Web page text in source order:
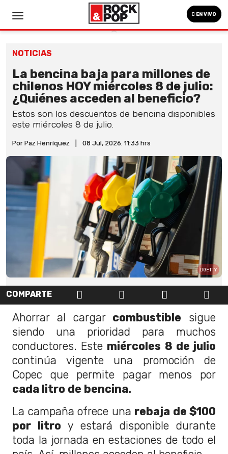
EN VIVO
NOTICIAS
La bencina baja para millones de
chilenos HOY miércoles 8 de julio:
¿Quiénes acceden al beneficio?
Estos son los descuentos de bencina disponibles
este miércoles 8 de julio.
Por Paz Henríquez 08 Jul, 2026. 11:33 hrs
GETTY
COMPARTE
Ahorrar al cargar combustible sigue
siendo una prioridad para muchos
conductores. Este miércoles 8 de julio
continúa vigente una promoción de
Copec que permite pagar menos por
cada litro de bencina.
La campaña ofrece una rebaja de $100
por litro y estará disponible durante
toda la jornada en estaciones de todo el